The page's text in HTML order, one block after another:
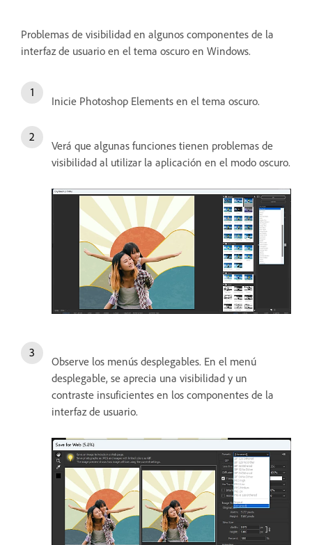
Problemas de visibilidad en algunos componentes de la
interfaz de usuario en el tema oscuro en Windows.
Inicie Photoshop Elements en el tema oscuro.
Verá que algunas funciones tienen problemas de
visibilidad al utilizar la aplicación en el modo oscuro.
Observe los menús desplegables. En el menú
desplegable, se aprecia una visibilidad y un
contraste insuficientes en los componentes de la
interfaz de usuario.